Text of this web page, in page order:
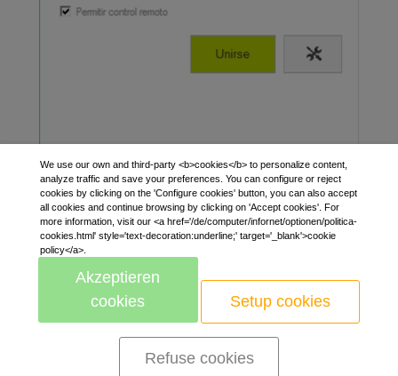
bis
We use our own and third-party <b>cookies</b> to personalize content,
analyze traffic and save your preferences. You can configure or reject
cookies by clicking on the 'Configure cookies' button, you can also accept
all cookies and continue browsing by clicking on 'Accept cookies'. For
more information, visit our <a href='/de/computer/infornet/optionen/politica-
cookies.html' style='text-decoration:underline;' target='_blank'>cookie
policy</a>.
Akzeptieren
cookies
Setup cookies
Refuse cookies